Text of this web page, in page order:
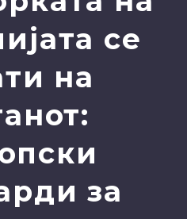
се
на
за